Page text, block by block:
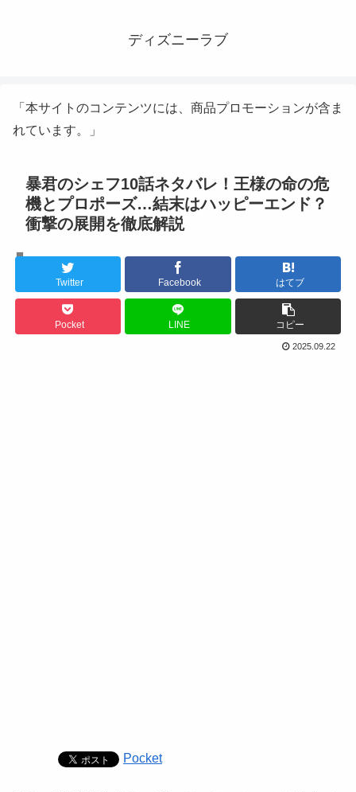
ディズニーラブ
「本サイトのコンテンツには、商品プロモーションが含ま
れています。」
暴君のシェフ10話ネタバレ！王様の命の危
機とプロポーズ…結末はハッピーエンド？
衝撃の展開を徹底解説
Twitter Facebook はてブ
Pocket LINE コピー
2025.09.22
Pocket